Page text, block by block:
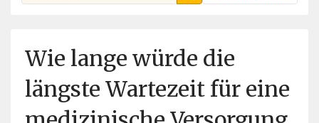
Wie lange würde die
längste Wartezeit für eine